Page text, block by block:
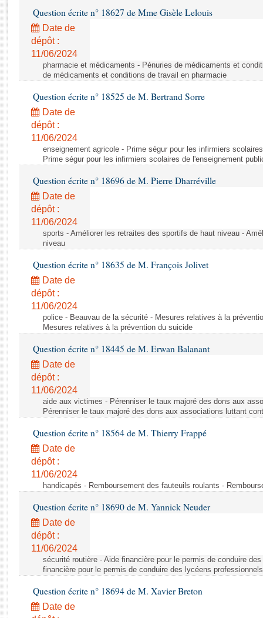
Rapports législatifs
Rapports sur l'application des lois
Baromètre de l’application des lois
Dossiers législatifs
Budget et sécurité sociale
Questions écrites et orales
Comptes rendus des débats
Question écrite n° 18627 de Mme Gisèle Lelouis
Date de
dépôt :
11/06/2024
pharmacie et médicaments - Pénuries de médicaments et
de médicaments et conditions de travail en pharmacie
Question écrite n° 18525 de M. Bertrand Sorre
Date de
dépôt :
11/06/2024
enseignement agricole - Prime ségur pour les infirmiers
Prime ségur pour les infirmiers scolaires de l'enseignement
Question écrite n° 18696 de M. Pierre Dharréville
Date de
dépôt :
11/06/2024
sports - Améliorer les retraites des sportifs de haut niveau -
niveau
Question écrite n° 18635 de M. François Jolivet
Date de
dépôt :
11/06/2024
police - Beauvau de la sécurité - Mesures relatives à la
Mesures relatives à la prévention du suicide
Question écrite n° 18445 de M. Erwan Balanant
Date de
dépôt :
11/06/2024
aide aux victimes - Pérenniser le taux majoré des dons aux
Pérenniser le taux majoré des dons aux associations luttant
Question écrite n° 18564 de M. Thierry Frappé
Date de
dépôt :
11/06/2024
handicapés - Remboursement des fauteuils roulants -
Question écrite n° 18690 de M. Yannick Neuder
Date de
dépôt :
11/06/2024
sécurité routière - Aide financière pour le permis de conduire
financière pour le permis de conduire des lycéens professionnels
Question écrite n° 18694 de M. Xavier Breton
Date de